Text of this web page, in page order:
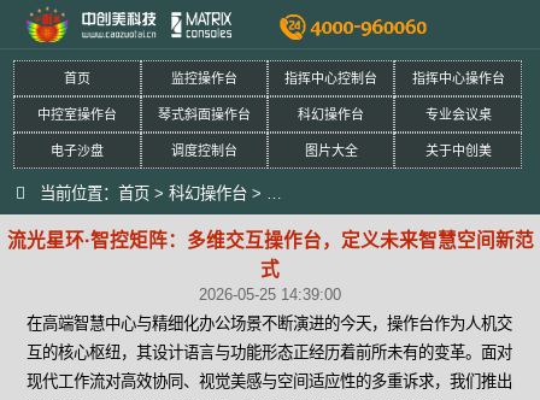
首页 监控操作台 指挥中心控制台 指挥中心操作台
中控室操作台 琴式斜面操作台 科幻操作台 专业会议桌
电子沙盘 调度控制台 图片大全 关于中创美
当前位置：首页 > 科幻操作台 > 流光星环·智控矩阵：多维交互操作台
流光星环·智控矩阵：多维交互操作台，定义未来智慧空间新范
式
2026-05-25 14:39:00
在高端智慧中心与精细化办公场景不断演进的今天，操作台作为人机交
互的核心枢纽，其设计语言与功能形态正经历着前所未有的变革。面对
现代工作流对高效协同、视觉美感与空间适应性的多重诉求，我们推出